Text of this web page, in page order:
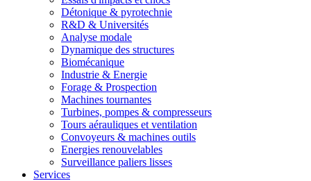
Détonique & pyrotechnie
R&D & Universités
Analyse modale
Dynamique des structures
Biomécanique
Industrie & Energie
Forage & Prospection
Machines tournantes
Turbines, pompes & compresseurs
Tours aérauliques et ventilation
Convoyeurs & machines outils
Energies renouvelables
Surveillance paliers lisses
Services